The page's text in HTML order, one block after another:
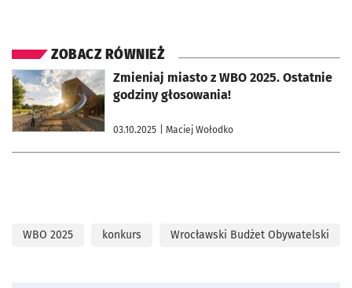
ZOBACZ RÓWNIEŻ
Zmieniaj miasto z WBO 2025. Ostatnie
godziny głosowania!
03.10.2025 | Maciej Wołodko
otworzy się w nowej karcie
WBO 2025 konkurs Wrocławski Budżet Obywatelski